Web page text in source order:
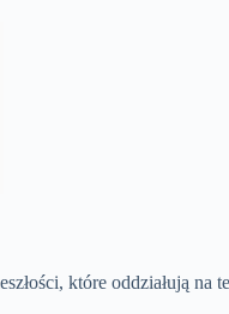
które oddziałują